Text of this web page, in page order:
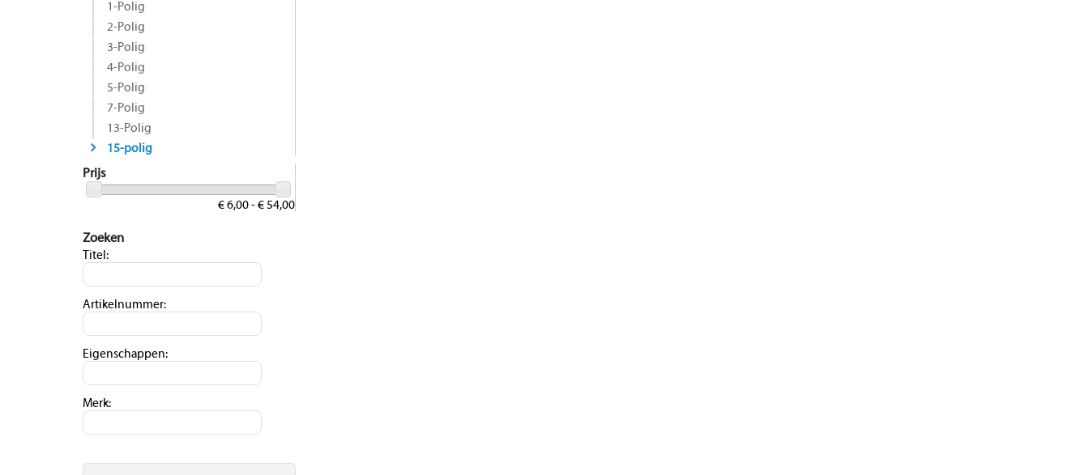
1-Polig
2-Polig
3-Polig
4-Polig
5-Polig
7-Polig
13-Polig
15-polig
Prijs
€ 6,00 - € 54,00
Zoeken
Titel:
Artikelnummer:
Eigenschappen:
Merk: